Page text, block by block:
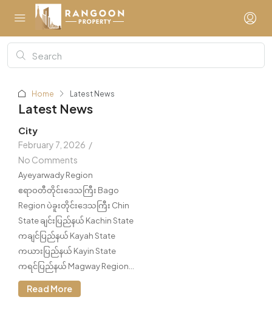
Home Latest News
Latest News
City
February 7, 2026 /
No Comments
Ayeyarwady Region
ဧရာဝတီတိုင်းဒေသကြီး Bago
Region ပဲခူးတိုင်းဒေသကြီး Chin
State ချင်းပြည်နယ် Kachin State
ကချင်ပြည်နယ် Kayah State
ကယားပြည်နယ် Kayin State
ကရင်ပြည်နယ် Magway Region...
Read More